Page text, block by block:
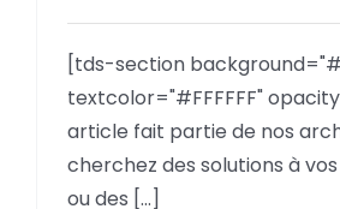
[tds-section
textcolor="#FFFFFF"
article fait partie de nos
cherchez des solutions à
ou des [...]